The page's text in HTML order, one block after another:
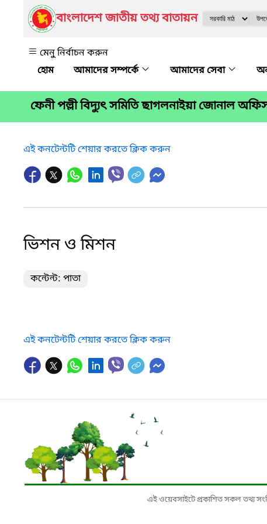
বাংলাদেশ জাতীয় তথ্য বাতায়ন
মেনু নির্বাচন করুন
আমাদের সম্পর্কে
আমাদের সেবা
ফেনী পল্লী বিদ্যুৎ সমিতি ছাগলনাইয়া জোনাল
এই কনটেন্টটি শেয়ার করতে ক্লিক করুন
ভিশন ও মিশন
কন্টেন্ট: পাতা
এই কনটেন্টটি শেয়ার করতে ক্লিক করুন
এই ওয়েবসাইটে প্রকাশিত সকল তথ্য